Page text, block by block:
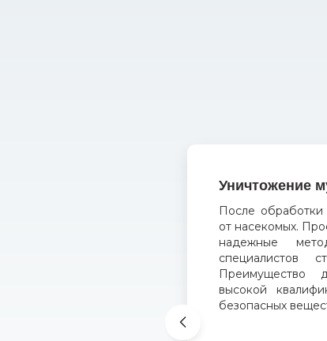
Уничтожение
После
от насекомых.
надежные
специалистов
высокой
безопасных